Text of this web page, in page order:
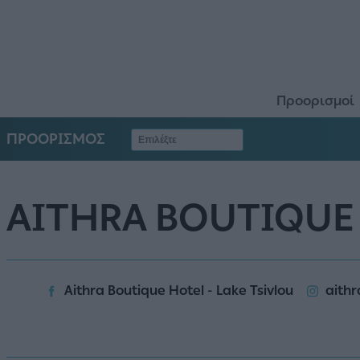
Προορισμοί
ΠΡΟΟΡΙΣΜΟΣ
AITHRA
Aithra Boutique Hotel - Lake Tsivlou